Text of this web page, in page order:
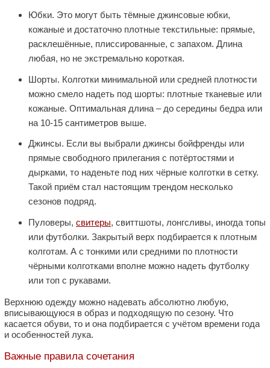
Юбки. Это могут быть тёмные джинсовые юбки,
кожаные и достаточно плотные текстильные: прямые,
расклешённые, плиссированные, с запахом. Длина
любая, но не экстремально короткая.
Шорты. Колготки минимальной или средней плотности
можно смело надеть под шорты: плотные тканевые или
кожаные. Оптимальная длина – до середины бедра или
на 10-15 сантиметров выше.
Джинсы. Если вы выбрали джинсы бойфренды или
прямые свободного прилегания с потёртостями и
дырками, то наденьте под них чёрные колготки в сетку.
Такой приём стал настоящим трендом несколько
сезонов подряд.
Пуловеры, свитеры, свиттшоты, лонгсливы, иногда топы
или футболки. Закрытый верх подбирается к плотным
колготам. А с тонкими или средними по плотности
чёрными колготками вполне можно надеть футболку
или топ с рукавами.
Верхнюю одежду можно надевать абсолютно любую,
вписывающуюся в образ и подходящую по сезону. Что
касается обуви, то и она подбирается с учётом времени года
и особенностей лука.
Важные правила сочетания